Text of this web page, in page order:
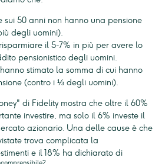
sui 50 anni non hanno una pensione
degli uomini).
il 5-7% in più per avere lo
pensionistico degli uomini.
stimato la somma di cui hanno
(contro i ⅓ degli uomini).
di Fidelity mostra che oltre il 60%
investire, ma solo il 6% investe il
azionario. Una delle cause è che
trova complicata la
e il 18% ha dichiarato di